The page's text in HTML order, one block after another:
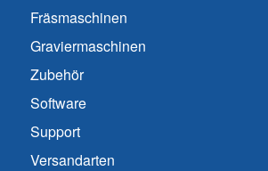
Fräsmaschinen
Graviermaschinen
Zubehör
Software
Support
Versandarten